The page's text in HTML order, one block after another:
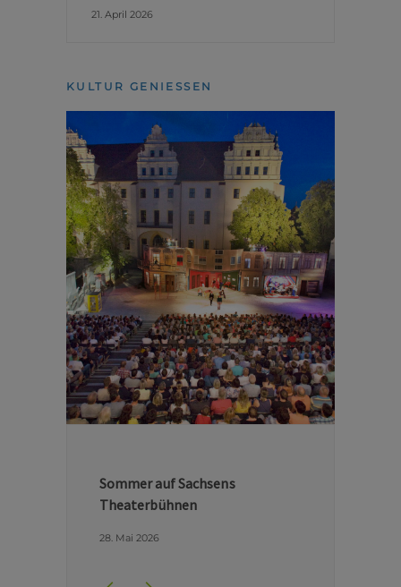
21. April 2026
KULTUR GENIESSEN
Hinter den Kulissen der Dresdner
Semperoper
29. April 2026